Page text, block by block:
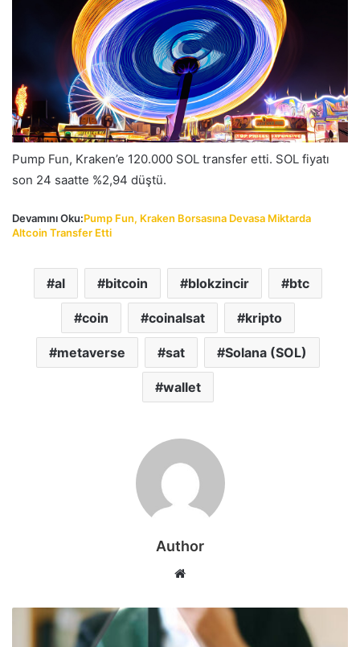
Pump Fun, Kraken’e 120.000 SOL transfer etti. SOL fiyatı
son 24 saatte %2,94 düştü.
Devamını Oku:Pump Fun, Kraken Borsasına Devasa Miktarda
Altcoin Transfer Etti
al bitcoin blokzincir btc
coin coinalsat kripto
metaverse sat Solana (SOL)
wallet
Author
Web